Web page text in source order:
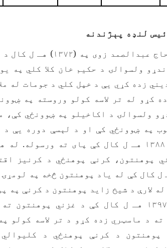
لنډه پېژندنه
پوهنمل عبدالمتین میاڼی د الحاج
ولسوالۍ د حکیم خان کلا کلي په
زده کړي یې د خپل کلي د جومات له
کړو له تر لاسه کولو وروسته په
ولسوالۍ د اکاخیلو په ښوونځي کې،
په ښوونځي کې او د لېسې دوره یې د
احمد مکه یې په ښوونځي کې په ۱۳۸۸ هـ ل کال کې پای ته
پوهنتون، کرنې پوهنځي د کرنیز
ته بریالی او په ۱۳۹۲ هـ ل کال کې له یاد پوهنتون څخه
لارې د شیخ زاید پوهنتون د کرنې په
په توګه مقرر شو. وروسته په ۱۳۹۷ هـ ل کال کې د
د ماسټري زده کړو د تر لاسه کولو
پوهنتون د کرنې پوهنځي د